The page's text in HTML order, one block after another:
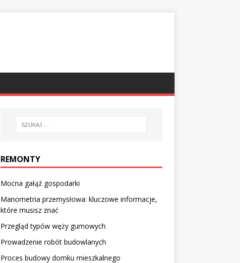
REMONTY
Mocna gałąź gospodarki
Manometria przemysłowa: kluczowe informacje,
które musisz znać
Przegląd typów węży gumowych
Prowadzenie robót budowlanych
Proces budowy domku mieszkalnego